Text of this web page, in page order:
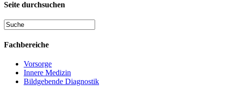
Seite durchsuchen
Fachbereiche
Vorsorge
Innere Medizin
Bildgebende Diagnostik